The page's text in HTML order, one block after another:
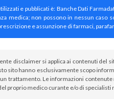
e pubblicati è: Banche Dati
medica; non possono in nessun caso
e assunzione di farmaci,
disclaimer si applica ai contenuti del
sito hanno esclusivamente scopo
trattamento. Le informazioni
proprio medico curante e/o di